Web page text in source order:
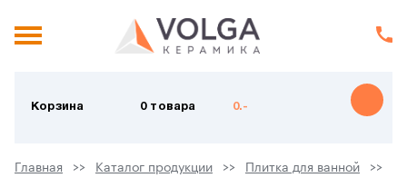
Корзина 0 товара 0.-
Главная Каталог продукции
Плитка для ванной